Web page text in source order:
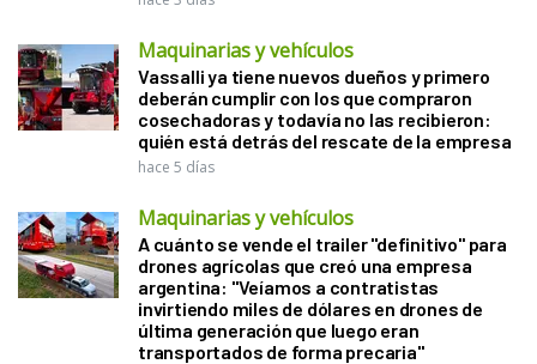
Maquinarias y vehículos
Vassalli ya tiene nuevos dueños y primero
deberán cumplir con los que compraron
cosechadoras y todavía no las recibieron:
quién está detrás del rescate de la empresa
hace 5 días
Maquinarias y vehículos
A cuánto se vende el trailer "definitivo" para
drones agrícolas que creó una empresa
argentina: "Veíamos a contratistas
invirtiendo miles de dólares en drones de
última generación que luego eran
transportados de forma precaria"